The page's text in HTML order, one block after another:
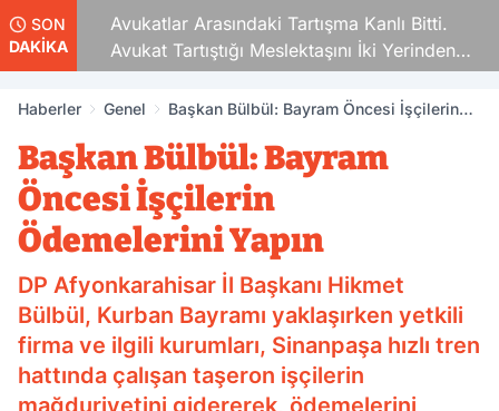
SON
DAKİKA
Avukatlar Arasındaki Tartışma Kanlı Bitti.
Avukat Tartıştığı Meslektaşını İki Yerinden
Vurdu
Haberler Genel
Başkan Bülbül: Bayram Öncesi İşçilerin
Başkan Bülbül: Bayram
Öncesi İşçilerin
Ödemelerini Yapın
DP Afyonkarahisar İl Başkanı Hikmet
Bülbül, Kurban Bayramı yaklaşırken yetkili
firma ve ilgili kurumları, Sinanpaşa hızlı tren
hattında çalışan taşeron işçilerin
mağduriyetini gidererek, ödemelerini